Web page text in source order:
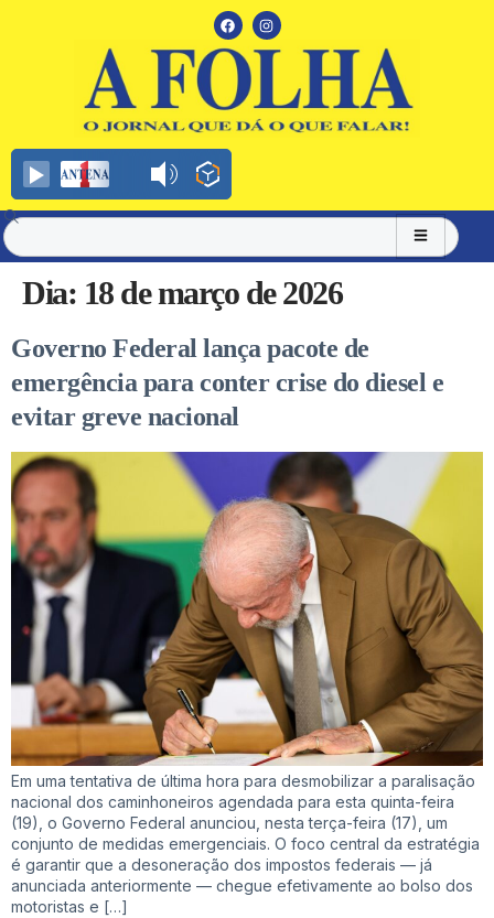
Dia: 18 de março de 2026
Governo Federal lança pacote de
emergência para conter crise do diesel e
evitar greve nacional
Em uma tentativa de última hora para desmobilizar a paralisação
nacional dos caminhoneiros agendada para esta quinta-feira
(19), o Governo Federal anunciou, nesta terça-feira (17), um
conjunto de medidas emergenciais. O foco central da estratégia
é garantir que a desoneração dos impostos federais — já
anunciada anteriormente — chegue efetivamente ao bolso dos
motoristas e […]